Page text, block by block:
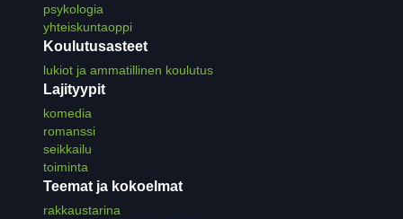
psykologia
yhteiskuntaoppi
Koulutusasteet
lukiot ja ammatillinen koulutus
Lajityypit
komedia
romanssi
seikkailu
toiminta
Teemat ja kokoelmat
rakkaustarina